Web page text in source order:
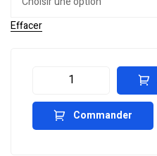
Effacer
Commander